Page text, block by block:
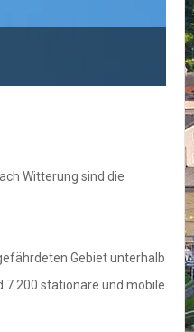
Witterung sind die
Gebiet unterhalb
7.200 stationäre und mobile